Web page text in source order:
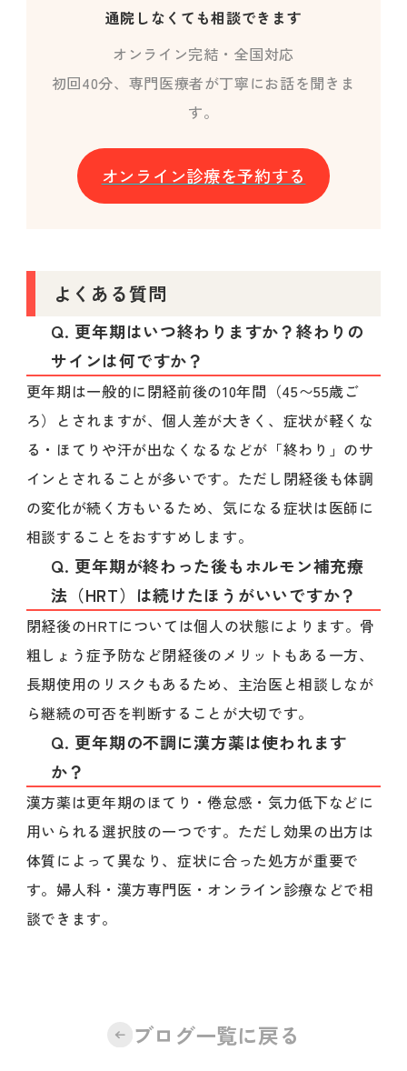
通院しなくても相談できます
オンライン完結・全国対応
初回40分、専門医療者が丁寧にお話を聞きま
す。
オンライン診療を予約する
よくある質問
Q. 更年期はいつ終わりますか？終わりの
サインは何ですか？
更年期は一般的に閉経前後の10年間（45〜55歳ご
ろ）とされますが、個人差が大きく、症状が軽くな
る・ほてりや汗が出なくなるなどが「終わり」のサ
インとされることが多いです。ただし閉経後も体調
の変化が続く方もいるため、気になる症状は医師に
相談することをおすすめします。
Q. 更年期が終わった後もホルモン補充療
法（HRT）は続けたほうがいいですか？
閉経後のHRTについては個人の状態によります。骨
粗しょう症予防など閉経後のメリットもある一方、
長期使用のリスクもあるため、主治医と相談しなが
ら継続の可否を判断することが大切です。
Q. 更年期の不調に漢方薬は使われます
か？
漢方薬は更年期のほてり・倦怠感・気力低下などに
用いられる選択肢の一つです。ただし効果の出方は
体質によって異なり、症状に合った処方が重要で
す。婦人科・漢方専門医・オンライン診療などで相
談できます。
ブログ一覧に戻る